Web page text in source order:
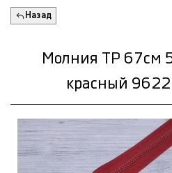
Назад
Молния ТР 67см
красный